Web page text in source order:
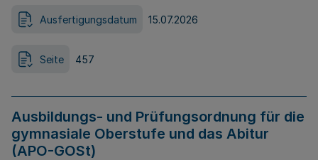
Ausfertigungsdatum 15.07.2026
Seite 457
Ausbildungs- und Prüfungsordnung für die
gymnasiale Oberstufe und das Abitur
(APO-GOSt)